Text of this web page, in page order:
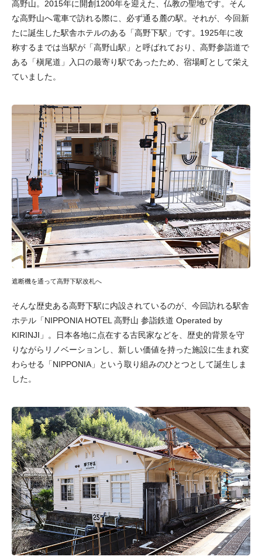
高野山。2015年に開創1200年を迎えた、仏教の聖地です。そん
な高野山へ電車で訪れる際に、必ず通る麓の駅。それが、今回新
たに誕生した駅舎ホテルのある「高野下駅」です。1925年に改
称するまでは当駅が「高野山駅」と呼ばれており、高野参詣道で
ある「槇尾道」入口の最寄り駅であったため、宿場町として栄え
ていました。
遮断機を通って高野下駅改札へ
そんな歴史ある高野下駅に内設されているのが、今回訪れる駅舎
ホテル「NIPPONIA HOTEL 高野山 参詣鉄道 Operated by
KIRINJI」。日本各地に点在する古民家などを、歴史的背景を守
りながらリノベーションし、新しい価値を持った施設に生まれ変
わらせる「NIPPONIA」という取り組みのひとつとして誕生しま
した。